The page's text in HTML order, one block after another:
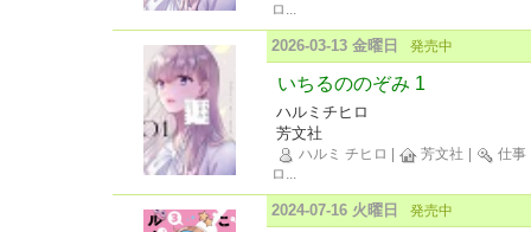
ロ ...
2026-03-13 金曜日 発売中
いちるののぞみ 1
ハルミチヒロ
芳文社
ハルミ チヒロ 芳文社 仕事
ロ ...
2024-07-16 火曜日 発売中